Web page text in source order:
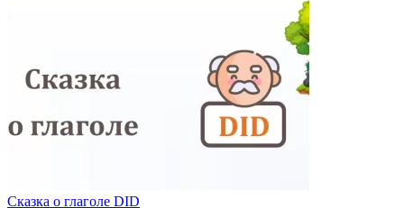
Сказка о глаголе DID